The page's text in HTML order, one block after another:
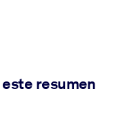
resumen